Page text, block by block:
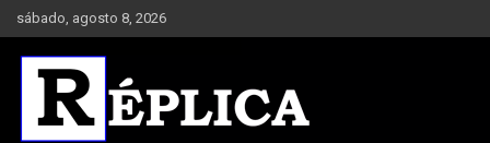
Saltar
al
contenido
sábado, agosto 8, 2026